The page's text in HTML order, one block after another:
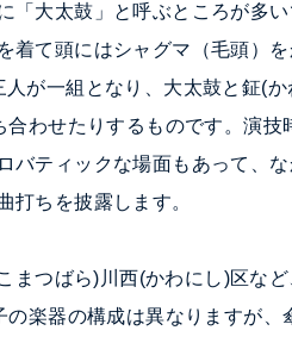
「大太鼓」と呼ぶところが多
着て頭にはシャグマ（毛頭）
が一組となり、大太鼓と 鉦(か
わせたりするものです。演技
ティックな場面もあって、な
打ちを披露します。
まつばら)川西(かわにし)区な
楽器の構成は異なりますが、